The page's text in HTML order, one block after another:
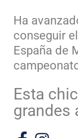
Ha
conseguir
España de
Esta
grandes